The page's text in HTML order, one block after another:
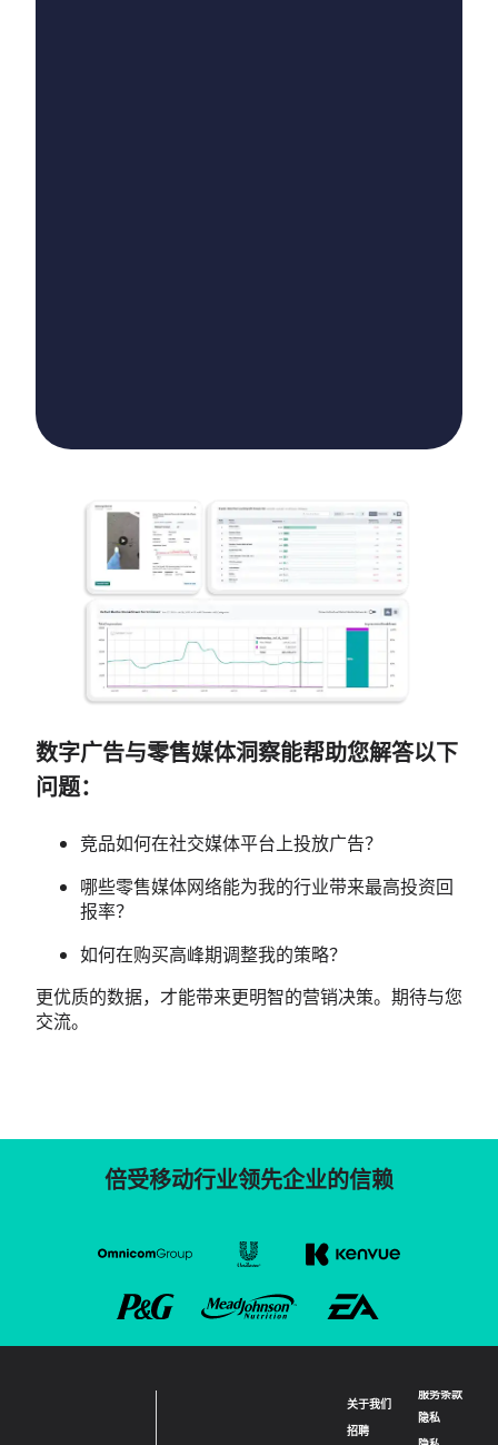
数字广告与零售媒体洞察能帮助您解答以下
问题：
竞品如何在社交媒体平台上投放广告？
哪些零售媒体网络能为我的行业带来最高投资回
报率？
如何在购买高峰期调整我的策略？
更优质的数据，才能带来更明智的营销决策。期待与您
交流。
倍受移动行业领先企业的信赖
关于我们
招聘
服务条款
隐私